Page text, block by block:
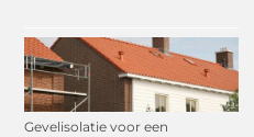
Gevelisolatie voor een